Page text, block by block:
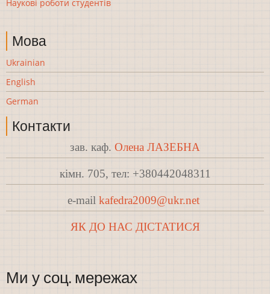
Наукові роботи студентів
Мова
Ukrainian
English
German
Контакти
зав. каф. Олена ЛАЗЕБНА
кімн. 705, тел: +380442048311
e-mail kafedra2009@ukr.net
ЯК ДО НАС ДІСТАТИСЯ
Ми у соц. мережах